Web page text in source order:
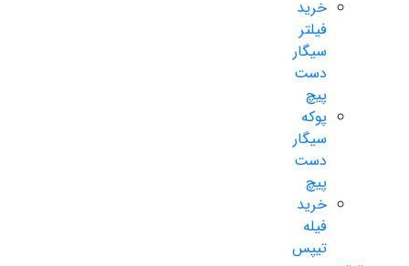
خرید
فیلتر
سیگار
دست
پیچ
پوکه
سیگار
دست
پیچ
خرید
فیله
تیپس